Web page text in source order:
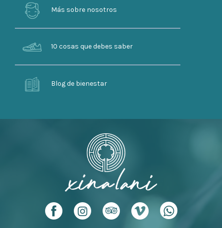
Más sobre nosotros
10 cosas que debes saber
Blog de bienestar